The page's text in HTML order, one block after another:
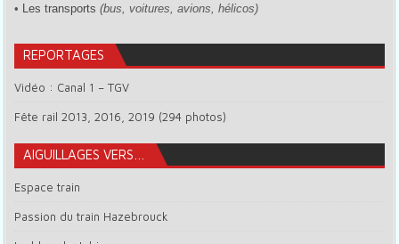
•
Les transports (bus, voitures, avions, hélicos)
REPORTAGES
Vidéo : Canal 1 – TGV
Fête rail 2013, 2016, 2019 (294 photos)
AIGUILLAGES VERS…
Espace train
Passion du train Hazebrouck